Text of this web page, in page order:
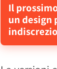
Il
un design